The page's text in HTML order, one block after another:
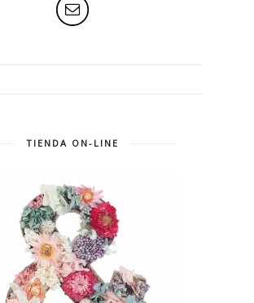
TIENDA ON-LINE